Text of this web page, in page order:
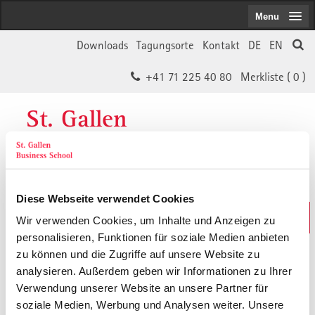
Diese Webseite verwendet Cookies
Wir verwenden Cookies, um Inhalte und Anzeigen zu
personalisieren, Funktionen für soziale Medien anbieten
zu können und die Zugriffe auf unsere Website zu
analysieren. Außerdem geben wir Informationen zu Ihrer
Verwendung unserer Website an unsere Partner für
soziale Medien, Werbung und Analysen weiter. Unsere
EN
DE
Kontakt
Tagungsorte
Downloads
Merkliste ( 0 )
+41 71 225 40 80
St. Gallen
Business School
Weiterbildungs-Suche
In 30 Sekunden das Passende finden
Menu
Der von Ihnen gesuchte Inhalt ist